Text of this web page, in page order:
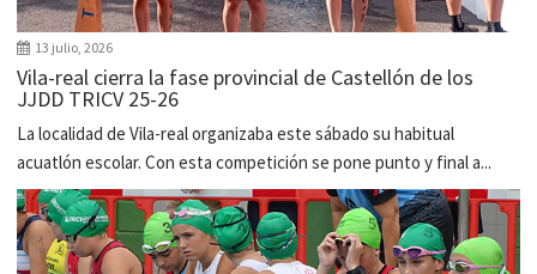
13 julio, 2026
Vila-real cierra la fase provincial de Castellón de los
JJDD TRICV 25-26
La localidad de Vila-real organizaba este sábado su habitual
acuatlón escolar. Con esta competición se pone punto y final a...